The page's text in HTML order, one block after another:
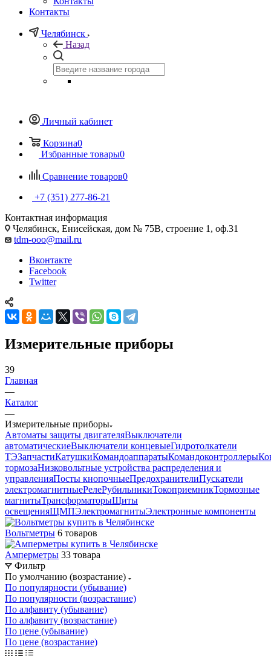
Контакты
Челябинск
Назад
Личный кабинет
Корзина0
Избранные товары0
Сравнение товаров0
+7 (351) 277-86-21
Контактная информация
Челябинск, Енисейская, дом № 75В, строение 1, оф.31
tdm-ooo@mail.ru
Вконтакте
Facebook
Twitter
Измерительные приборы
39
Главная
—
Каталог
—
Измерительные приборы
Автоматы защиты двигателяВыключатели
автоматическиеВыключатели концевыеГидротолкатели
ТЭЗапчастиКатушкиКомандоаппаратыКомандоконтроллеры
тормозаНизковольтные устройства распределения и
управленияПосты кнопочныеПредохранителиПускатели
электромагнитныеРелеРубильникиТокоприемникТормозные
магнитыТрансформаторыЩиты
освещенияЩМПЭлектромагнитыЭлектронные компоненты
Вольтметры 6 товаров
Амперметры 33 товара
Фильтр
По умолчанию (возрастание)
По популярности (убывание)
По популярности (возрастание)
По алфавиту (убывание)
По алфавиту (возрастание)
По цене (убывание)
По цене (возрастание)